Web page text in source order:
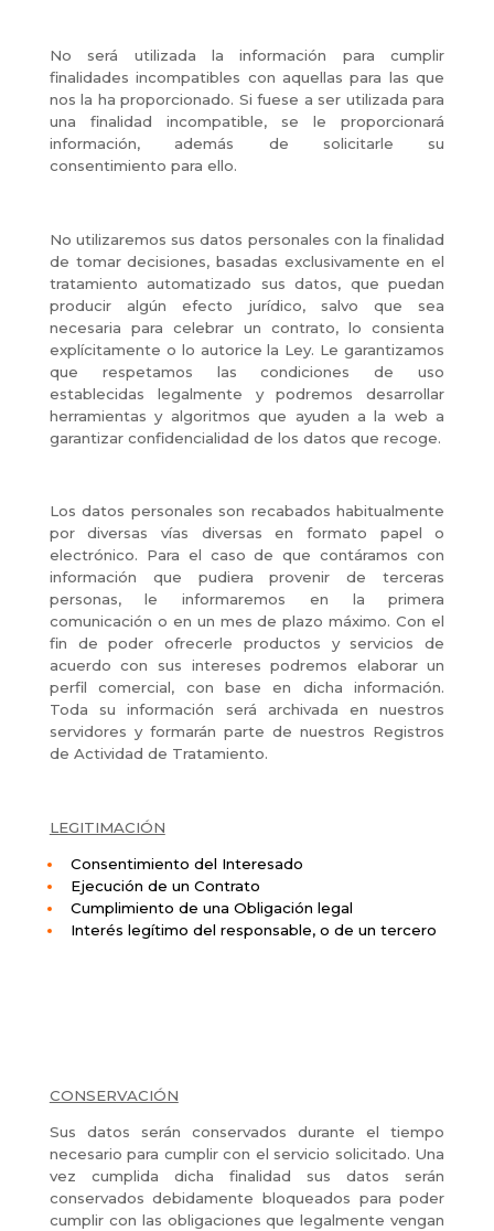
No será utilizada la información para cumplir
finalidades incompatibles con aquellas para las que
nos la ha proporcionado. Si fuese a ser utilizada para
una finalidad incompatible, se le proporcionará
información, además de solicitarle su
consentimiento para ello.
No utilizaremos sus datos personales con la finalidad
de tomar decisiones, basadas exclusivamente en el
tratamiento automatizado sus datos, que puedan
producir algún efecto jurídico, salvo que sea
necesaria para celebrar un contrato, lo consienta
explícitamente o lo autorice la Ley. Le garantizamos
que respetamos las condiciones de uso
establecidas legalmente y podremos desarrollar
herramientas y algoritmos que ayuden a la web a
garantizar confidencialidad de los datos que recoge.
Los datos personales son recabados habitualmente
por diversas vías diversas en formato papel o
electrónico. Para el caso de que contáramos con
información que pudiera provenir de terceras
personas, le informaremos en la primera
comunicación o en un mes de plazo máximo. Con el
fin de poder ofrecerle productos y servicios de
acuerdo con sus intereses podremos elaborar un
perfil comercial, con base en dicha información.
Toda su información será archivada en nuestros
servidores y formarán parte de nuestros Registros
de Actividad de Tratamiento.
LEGITIMACIÓN
Consentimiento del Interesado
Ejecución de un Contrato
Cumplimiento de una Obligación legal
Interés legítimo del responsable, o de un tercero
CONSERVACIÓN
Sus datos serán conservados durante el tiempo
necesario para cumplir con el servicio solicitado. Una
vez cumplida dicha finalidad sus datos serán
conservados debidamente bloqueados para poder
cumplir con las obligaciones que legalmente vengan